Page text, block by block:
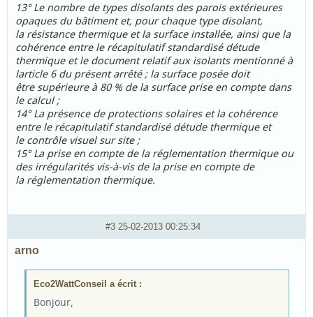
13° Le nombre de types disolants des parois extérieures
opaques du bâtiment et, pour chaque type disolant,
la résistance thermique et la surface installée, ainsi que la
cohérence entre le récapitulatif standardisé détude
thermique et le document relatif aux isolants mentionné à
larticle 6 du présent arrêté ; la surface posée doit
être supérieure à 80 % de la surface prise en compte dans
le calcul ;
14° La présence de protections solaires et la cohérence
entre le récapitulatif standardisé détude thermique et
le contrôle visuel sur site ;
15° La prise en compte de la réglementation thermique ou
des irrégularités vis-à-vis de la prise en compte de
la réglementation thermique.
#3 25-02-2013 00:25:34
arno
Eco2WattConseil a écrit :
Bonjour,